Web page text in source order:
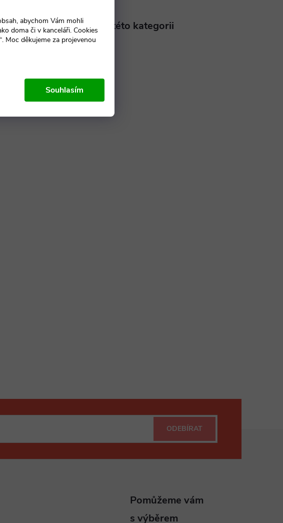
abychom Vám mohli
doma či v kanceláři. Cookies
Moc děkujeme za projevenou
Souhlasím
Produkt naleznete v této kategorii
ODEBÍRAT